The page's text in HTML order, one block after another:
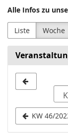
Alle Infos zu
Liste Woche
KW 46/